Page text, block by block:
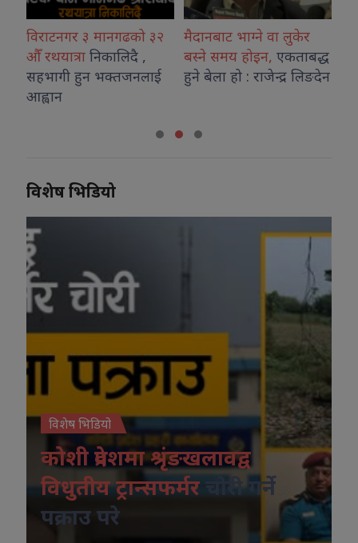
विराटनगर ३ मानगढको ३२
औँ रथयात्रा निकालिदै ,
सहभागी हुन भक्तजनलाई
आह्वान
मैदानबाट भाग्ने वा लुकेर
बस्ने समय होइन, एकताबद्ध
हुने बेला हो : राजेन्द्र लिङदेन
विशेष भिडियो
विशेष भिडियो
कोशी प्रदेशमा श्रृंङखलावद्व
विधुतीय ट्रान्सफर्मर
चोरी गर्ने
पक्राउ परे